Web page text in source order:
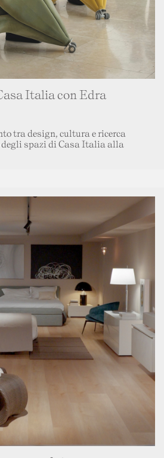
Italia con Edra
tra design, cultura e ricerca
spazi di Casa Italia alla